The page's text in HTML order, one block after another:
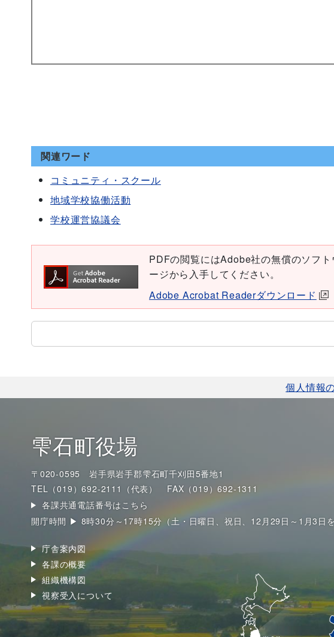
関連ワード
コミュニティ・スクール
地域学校協働活動
学校運営協議会
PDFの閲覧にはAdobe社の無償のソフ
ージから入手してください。
Adobe Acrobat Readerダウンロード
個人情報
雫石町役場
〒020-0595 岩手県岩手郡雫石町千刈田5番地1
TEL（019）692-2111（代表）
FAX（019）692-1311
各課共通電話番号はこちら
開庁時間 ▶ 8時30分～17時15分（土・日曜日、祝日、12月29日～1月3日を
庁舎案内図
各課の概要
組織機構図
視察受入について